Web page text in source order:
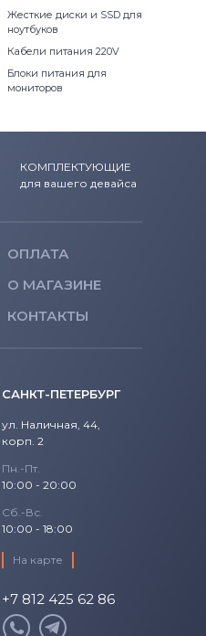
Samsung
Fujitsu-
Haier
KFTYR
Toshiba
Acer
Alienware
Жесткие диски и SSD для
ноутбуков
Кабели питания 220V
Блоки питания для
мониторов
КОМПЛЕКТУЮЩИЕ
для вашего девайса
ОПЛАТА
О МАГАЗИНЕ
КОНТАКТЫ
САНКТ-ПЕТЕРБУРГ
ул. Наличная, 44,
корп. 2
Пн.-Пт.
10:00 - 20:00
Сб.-Вс.
10:00 - 18:00
На карте
+7 812 425 62 86